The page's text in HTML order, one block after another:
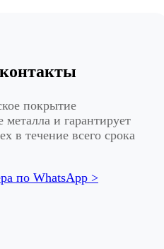
покрытие
и гарантирует
в течение всего срока
по WhatsApp >